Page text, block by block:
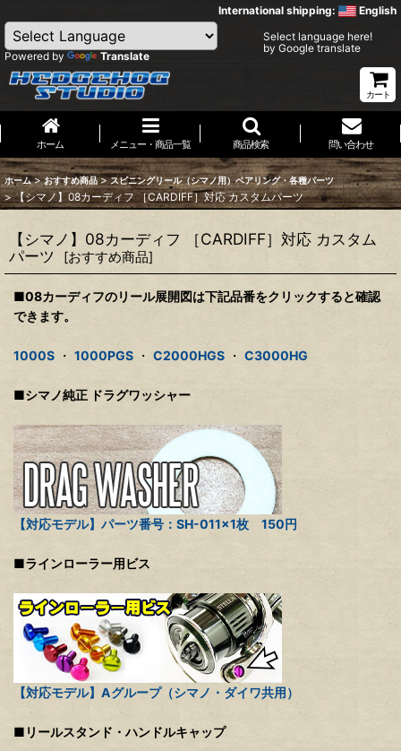
International shipping: English
Powered by Translate
Select language here!
by Google translate
カート
ホーム メニュー・商品一覧 商品検索 問い合わせ
ホーム > おすすめ商品 > スピニングリール（シマノ用）ベアリング・各種パーツ
> 【シマノ】08カーディフ ［CARDIFF］対応 カスタムパーツ
【シマノ】08カーディフ ［CARDIFF］対応 カスタム
パーツ
[おすすめ商品]
■08カーディフのリール展開図は下記品番をクリックすると確認
できます。
1000S ・ 1000PGS ・ C2000HGS ・ C3000HG
■シマノ純正 ドラグワッシャー
【対応モデル】パーツ番号：SH-011×1枚 150円
■ラインローラー用ビス
【対応モデル】Aグループ（シマノ・ダイワ共用）
■リールスタンド・ハンドルキャップ